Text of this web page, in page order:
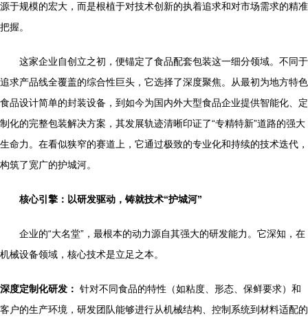
源于规模的宏大，而是根植于对技术创新的执着追求和对市场需求的精准
把握。
这家企业自创立之初，便锚定了食品配套包装这一细分领域。不同于
追求产品线全覆盖的综合性巨头，它选择了深度聚焦。从最初为地方特色
食品设计简单的封装设备，到如今为国内外大型食品企业提供智能化、定
制化的完整包装解决方案，其发展轨迹清晰印证了“专精特新”道路的强大
生命力。在看似狭窄的赛道上，它通过极致的专业化和持续的技术迭代，
构筑了宽广的护城河。
核心引擎：以研发驱动，铸就技术“护城河”
企业的“大名堂”，最根本的动力源自其强大的研发能力。它深知，在
机械设备领域，核心技术是立足之本。
深度定制化研发： 针对不同食品的特性（如粘度、形态、保鲜要求）和
客户的生产环境，研发团队能够进行从机械结构、控制系统到材料适配的